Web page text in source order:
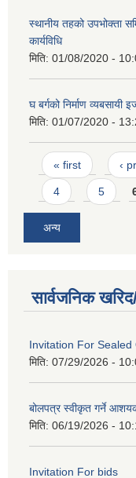
स्थानीय तहको उपभोक्ता
कार्यविधि
मिति: 01/08/2020 -
घ बर्गको निर्माण व्यबसायी
मिति: 01/07/2020 -
Pages
« first ‹
4 5
अन्य
सार्वजनिक
Invitation For Sealed
मिति: 07/29/2026 -
बोलपत्र स्वीकृत गर्ने
मिति: 06/19/2026 -
Invitation For bids